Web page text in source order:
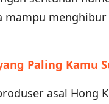
mampu
Paling Kamu
asal Hong